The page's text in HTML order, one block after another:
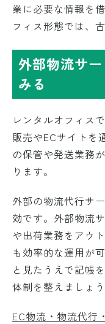
業に必要な情報を
フィス形態では、
外部物流サ
みる
レンタルオフィス
販売やECサイトを
の保管や発送業務
ります。
外部の物流代行サ
効です。外部物流
や出荷業務をアウ
も効率的な運用が
と見たうえで記帳
体制を整えましょう
EC物流・物流代行